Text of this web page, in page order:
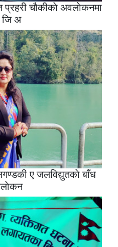
प्रहरी चौकीकाे अवलाेकनमा
जि अ
ए जलविद्युतकाे बाँध